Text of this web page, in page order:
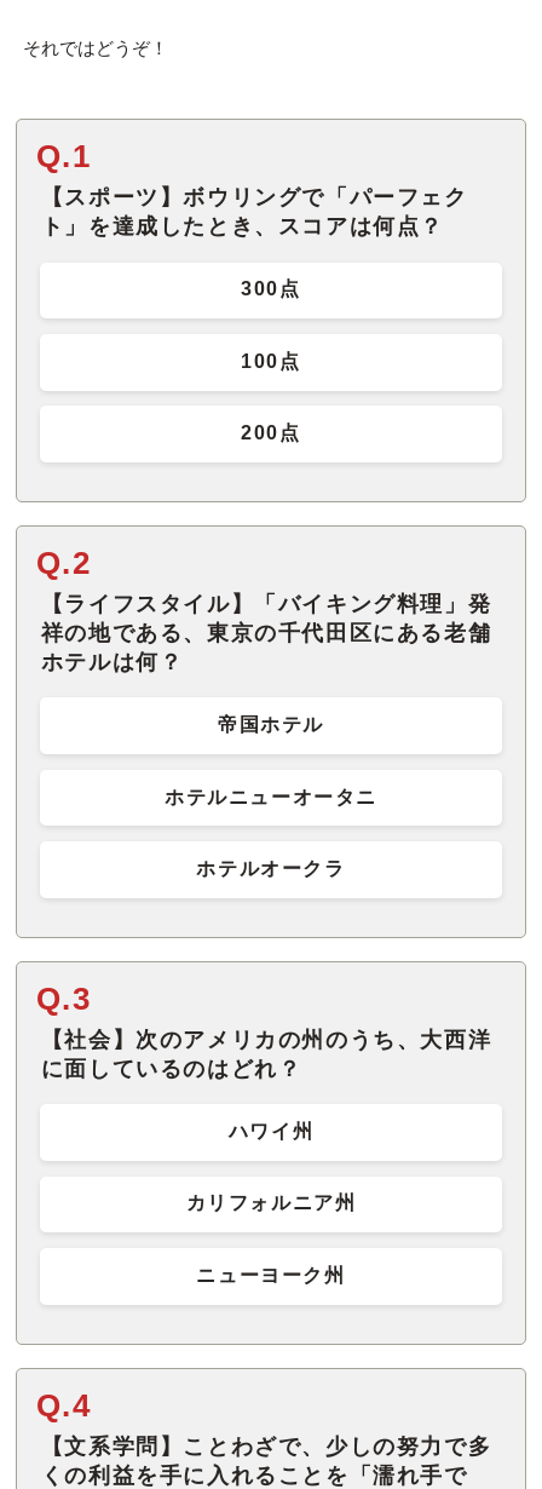
それではどうぞ！
Q.1
【スポーツ】ボウリングで「パーフェク
ト」を達成したとき、スコアは何点？
300点
100点
200点
Q.2
【ライフスタイル】「バイキング料理」発
祥の地である、東京の千代田区にある老舗
ホテルは何？
帝国ホテル
ホテルニューオータニ
ホテルオークラ
Q.3
【社会】次のアメリカの州のうち、大西洋
に面しているのはどれ？
ハワイ州
カリフォルニア州
ニューヨーク州
Q.4
【文系学問】ことわざで、少しの努力で多
くの利益を手に入れることを「濡れ手で